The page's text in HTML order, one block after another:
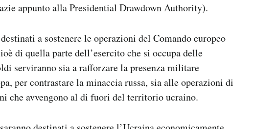
appunto alla Presidential Drawdown Authority).
a sostenere le operazioni del Comando europeo
di quella parte dell’esercito che si occupa delle
serviranno sia a rafforzare la presenza militare
per contrastare la minaccia russa, sia alle operazioni di
che avvengono al di fuori del territorio ucraino.